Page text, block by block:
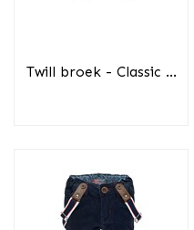
Twill broek - Classic ...